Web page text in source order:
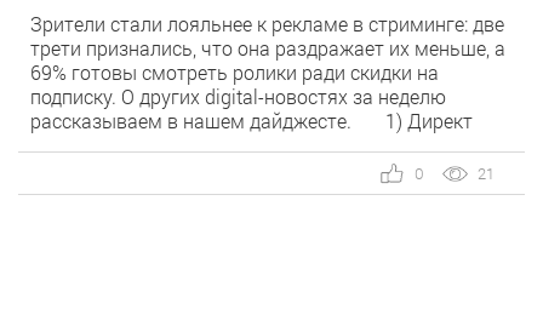
Зрители стали лояльнее к рекламе в стриминге: две
трети признались, что она раздражает их меньше, а
69% готовы смотреть ролики ради скидки на
подписку. О других digital-новостях за неделю
рассказываем в нашем дайджесте. 1) Директ
запустил бесплатный динамический коллтрекинг. В
Директе появился встроенный динамический
коллтрекинг — без доплат и интеграций со
21
0